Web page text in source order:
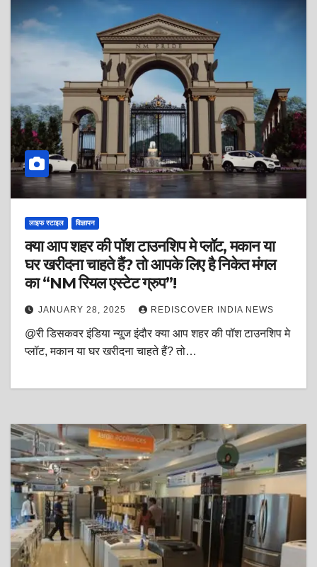
लाइफ स्टाइल विज्ञापन
क्या आप शहर की पॉश टाउनशिप मे प्लॉट, मकान या
घर खरीदना चाहते हैं? तो आपके लिए है निकेत मंगल
का “NM रियल एस्टेट ग्रुप”!
JANUARY 28, 2025 REDISCOVER INDIA NEWS
@री डिसकवर इंडिया न्यू्‍ज इंदौर क्या आप शहर की पॉश टाउनशिप मे
प्लॉट, मकान या घर खरीदना चाहते हैं? तो…